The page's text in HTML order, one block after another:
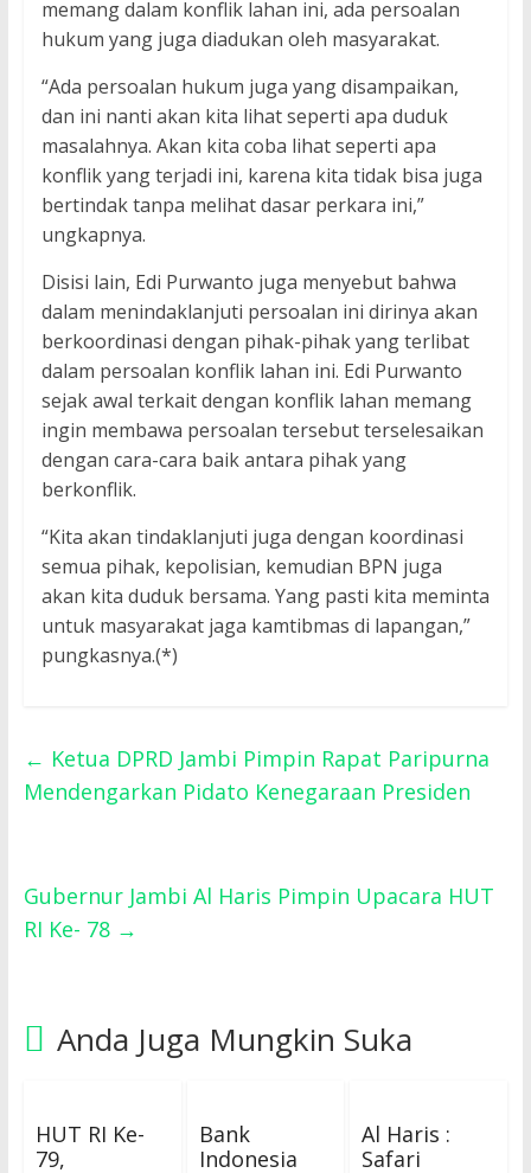
memang dalam konflik lahan ini, ada persoalan
hukum yang juga diadukan oleh masyarakat.
“Ada persoalan hukum juga yang disampaikan,
dan ini nanti akan kita lihat seperti apa duduk
masalahnya. Akan kita coba lihat seperti apa
konflik yang terjadi ini, karena kita tidak bisa juga
bertindak tanpa melihat dasar perkara ini,”
ungkapnya.
Disisi lain, Edi Purwanto juga menyebut bahwa
dalam menindaklanjuti persoalan ini dirinya akan
berkoordinasi dengan pihak-pihak yang terlibat
dalam persoalan konflik lahan ini. Edi Purwanto
sejak awal terkait dengan konflik lahan memang
ingin membawa persoalan tersebut terselesaikan
dengan cara-cara baik antara pihak yang
berkonflik.
“Kita akan tindaklanjuti juga dengan koordinasi
semua pihak, kepolisian, kemudian BPN juga
akan kita duduk bersama. Yang pasti kita meminta
untuk masyarakat jaga kamtibmas di lapangan,”
pungkasnya.(*)
← Ketua DPRD Jambi Pimpin Rapat Paripurna
Mendengarkan Pidato Kenegaraan Presiden
Gubernur Jambi Al Haris Pimpin Upacara HUT
RI Ke- 78 →
Anda Juga Mungkin Suka
HUT RI Ke-
79,
Bank
Indonesia
Al Haris :
Safari